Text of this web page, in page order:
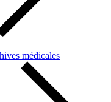
médicales